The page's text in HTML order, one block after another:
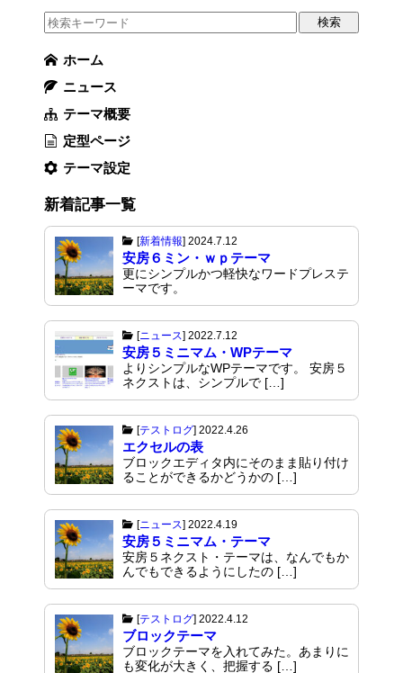
ホーム
ニュース
テーマ概要
定型ページ
テーマ設定
新着記事一覧
[新着情報] 2024.7.12
安房６ミン・ｗｐテーマ
更にシンプルかつ軽快なワードプレステ
ーマです。
[ニュース] 2022.7.12
安房５ミニマム・WPテーマ
よりシンプルなWPテーマです。 安房５
ネクストは、シンプルで […]
[テストログ] 2022.4.26
エクセルの表
ブロックエディタ内にそのまま貼り付け
ることができるかどうかの […]
[ニュース] 2022.4.19
安房５ミニマム・テーマ
安房５ネクスト・テーマは、なんでもか
んでもできるようにしたの […]
[テストログ] 2022.4.12
ブロックテーマ
ブロックテーマを入れてみた。あまりに
も変化が大きく、把握する […]